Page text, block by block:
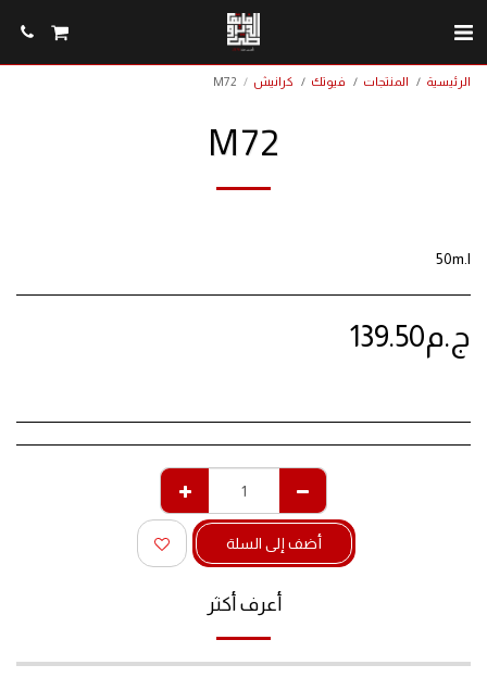
الرئيسية المنتجات فيوتك كرانيش M72
M72
50m.l
ج.م139.50
أضف إلى السلة
أعرف أكثر